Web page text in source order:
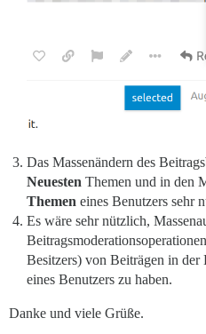
Das Massenändern des
Neuesten Themen und in den
Themen eines Benutzers sehr
Es wäre sehr nützlich,
Besitzers) von Beiträgen in der
eines Benutzers zu haben.
Danke und viele Grüße.